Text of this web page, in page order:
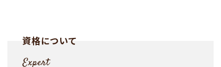
資格について